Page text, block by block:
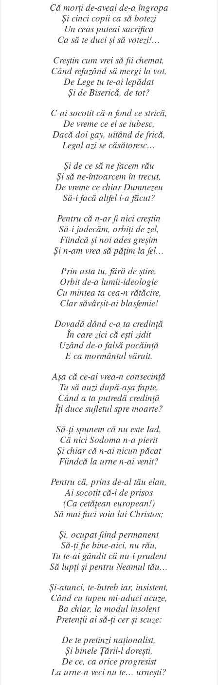
Că morți de-aveai de-a îngropa
Și cinci copii ca să botezi
Un ceas puteai sacrifica
Ca să te duci și să votezi!…
Creștin cum vrei să fii chemat,
Când refuzând să mergi la vot,
De Lege tu te-ai lepădat
Și de Biserică, de tot?
C-ai socotit că-n fond ce strică,
De vreme ce ei se iubesc,
Dacă doi gay, uitând de frică,
Legal azi se căsătoresc…
Și de ce să ne facem rău
Și să ne-întoarcem în trecut,
De vreme ce chiar Dumnezeu
Să-i facă altfel i-a făcut?
Pentru că n-ar fi nici creștin
Să-i judecăm, orbiți de zel,
Fiindcă și noi ades greșim
Și n-am vrea să pățim la fel…
Prin asta tu, fără de știre,
Orbit de-a lumii-ideologie
Cu mintea ta cea-n rătăcire,
Clar săvârșit-ai blasfemie!
Dovadă dând c-a ta credință
În care zici că ești zidit
Uzând de-o falsă pocăință
E ca mormântul văruit.
Așa că ce-ai vrea-n consecință
Tu să auzi după-așa fapte,
Când a ta putredă credință
Îți duce sufletul spre moarte?
Să-ți spunem că nu este Iad,
Că nici Sodoma n-a pierit
Și chiar că n-ai nicun păcat
Fiindcă la urne n-ai venit?
Pentru că, prins de-al tău elan,
Ai socotit că-i de prisos
(Ca cetățean european!)
Să mai faci voia lui Christos;
Și, ocupat fiind permanent
Să-ți fie bine-aici, nu rău,
Tu te-ai gândit că nu-i prudent
Să lupți și pentru Neamul tău…
Și-atunci, te-întreb iar, insistent,
Când cu tupeu mi-aduci acuze,
Ba chiar, la modul insolent
Pretenții ai să-ți cer și scuze:
De te pretinzi naționalist,
Și binele Țării-l dorești,
De ce, ca orice progresist
La urne-n veci nu te… urnești?